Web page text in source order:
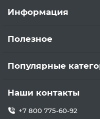
Информация
Полезное
Популярные
Наши контакты
+7 800 775-60-92